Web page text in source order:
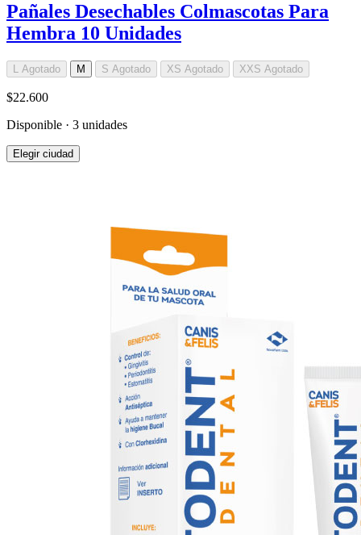
Pañales Desechables Colmascotas Para
Hembra 10 Unidades
L Agotado M S Agotado XS Agotado XXS Agotado
$22.600
Disponible · 3 unidades
Elegir ciudad